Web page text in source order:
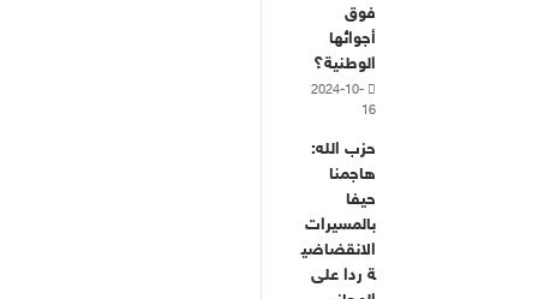
فوق
أجوائها
الوطنية؟
2024-10-
16
حزب الله:
هاجمنا
حيفا
بالمسيرات
الانقضاضي
ة ردا على